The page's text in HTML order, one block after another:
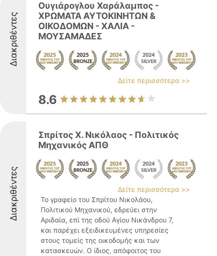
Διακριθέντες
Ουγιάρογλου Χαράλαμπος -
ΧΡΩΜΑΤΑ ΑΥΤΟΚΙΝΗΤΩΝ &
ΟΙΚΟΔΟΜΩΝ - ΧΑΛΙΑ -
ΜΟΥΣΑΜΑΔΕΣ
Δείτε περισσότερα >>
8.6
Διακριθέντες
Σπρίτος Χ. Νικόλαος - Πολιτικός
Μηχανικός ΑΠΘ
Δείτε περισσότερα >>
Το γραφείο του Σπρίτου Νικολάου,
Πολιτικού Μηχανικού, εδρεύει στην
Αριδαία, επί της οδού Αγίου Νικάνδρου 7,
και παρέχει εξειδικευμένες υπηρεσίες
στους τομείς της οικοδομής και των
κατασκευών. Ο ίδιος, απόφοιτος του